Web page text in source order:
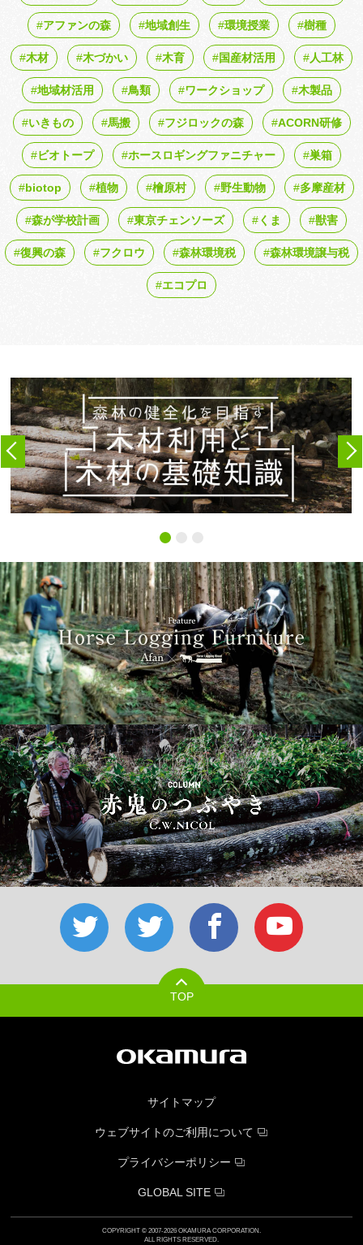
アファンの森 地域創生 環境授業 樹種
木材 木づかい 木育 国産材活用 人工林
地域材活用 鳥類 ワークショップ 木製品
いきもの 馬搬 フジロックの森 ACORN研修
ビオトープ ホースロギングファニチャー 巣箱
biotop 植物 檜原村 野生動物 多摩産材
森が学校計画 東京チェンソーズ くま 獣害
復興の森 フクロウ 森林環境税 森林環境譲与税
エコプロ
TOP
サイトマップ
ウェブサイトのご利用について
プライバシーポリシー
GLOBAL SITE
COPYRIGHT © 2007-2026 OKAMURA CORPORATION.
ALL RIGHTS RESERVED.